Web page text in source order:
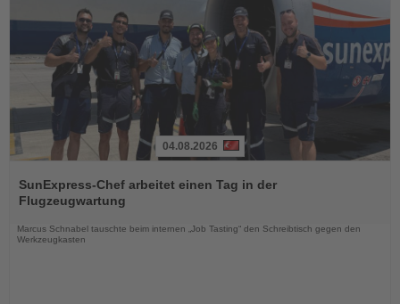
Sie
die
Nachrichten
04.08.2026
SunExpress-Chef arbeitet einen Tag in der
Flugzeugwartung
Marcus Schnabel tauschte beim internen „Job Tasting“ den Schreibtisch gegen den
Werkzeugkasten